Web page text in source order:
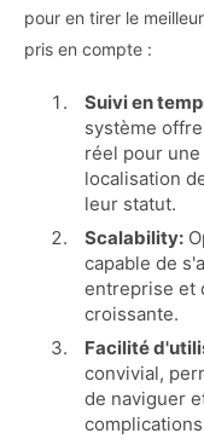
pour en tirer le
pris en compte :
Suivi en
système
réel pour
localisation
leur statut.
Scalability:
capable de
entreprise et
croissante.
Facilité
convivial,
de naviguer